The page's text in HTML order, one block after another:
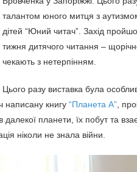
талантом юного митця з аутизмом
дітей “Юний читач”. Захід
тижня дитячого читання –
чекають з нетерпінням.
Цього разу виставка була
написану книгу “Планета А” ,
планети, їх побут та
ніколи не знала війни.